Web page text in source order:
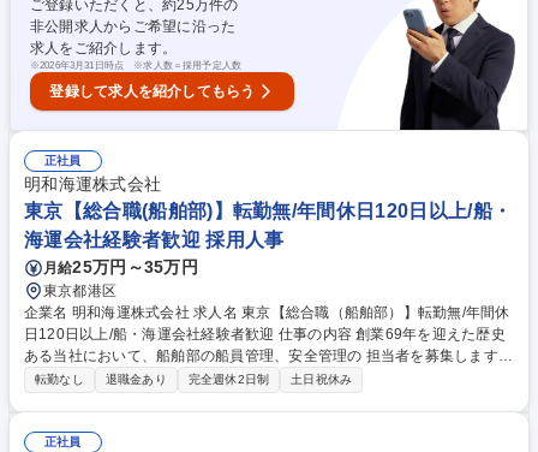
能性もございます。 募集職種 港区【大型クレーン船の運航管理】経験を
活かせる/総合海事企業のパイオニア◎
ご登録いただくと、約25 万件の
非公開求人からご希望に沿った
求人をご紹介します。
※2026年3月31日時点 ※求人数＝採用予定人数
登録して求人を紹介してもらう
正社員
明和海運株式会社
東京【総合職(船舶部)】転勤無/年間休日120日以上/船・
海運会社経験者歓迎 採用人事
月給25万円～35万円
東京都港区
企業名 明和海運株式会社 求人名 東京【総合職（船舶部）】転勤無/年間休
日120日以上/船・海運会社経験者歓迎 仕事の内容 創業69年を迎えた歴史
ある当社において、船舶部の船員管理、安全管理の 担当者を募集します。
主な業務内容は船員の労務管理、配乗管理、安全管理等船員及び役所との
船員保険管理、就業規則見直し、退職金計算等）■安全関係：安全管理室
転勤なし 退職金あり 完全週休2日制 土日祝休み
正社員